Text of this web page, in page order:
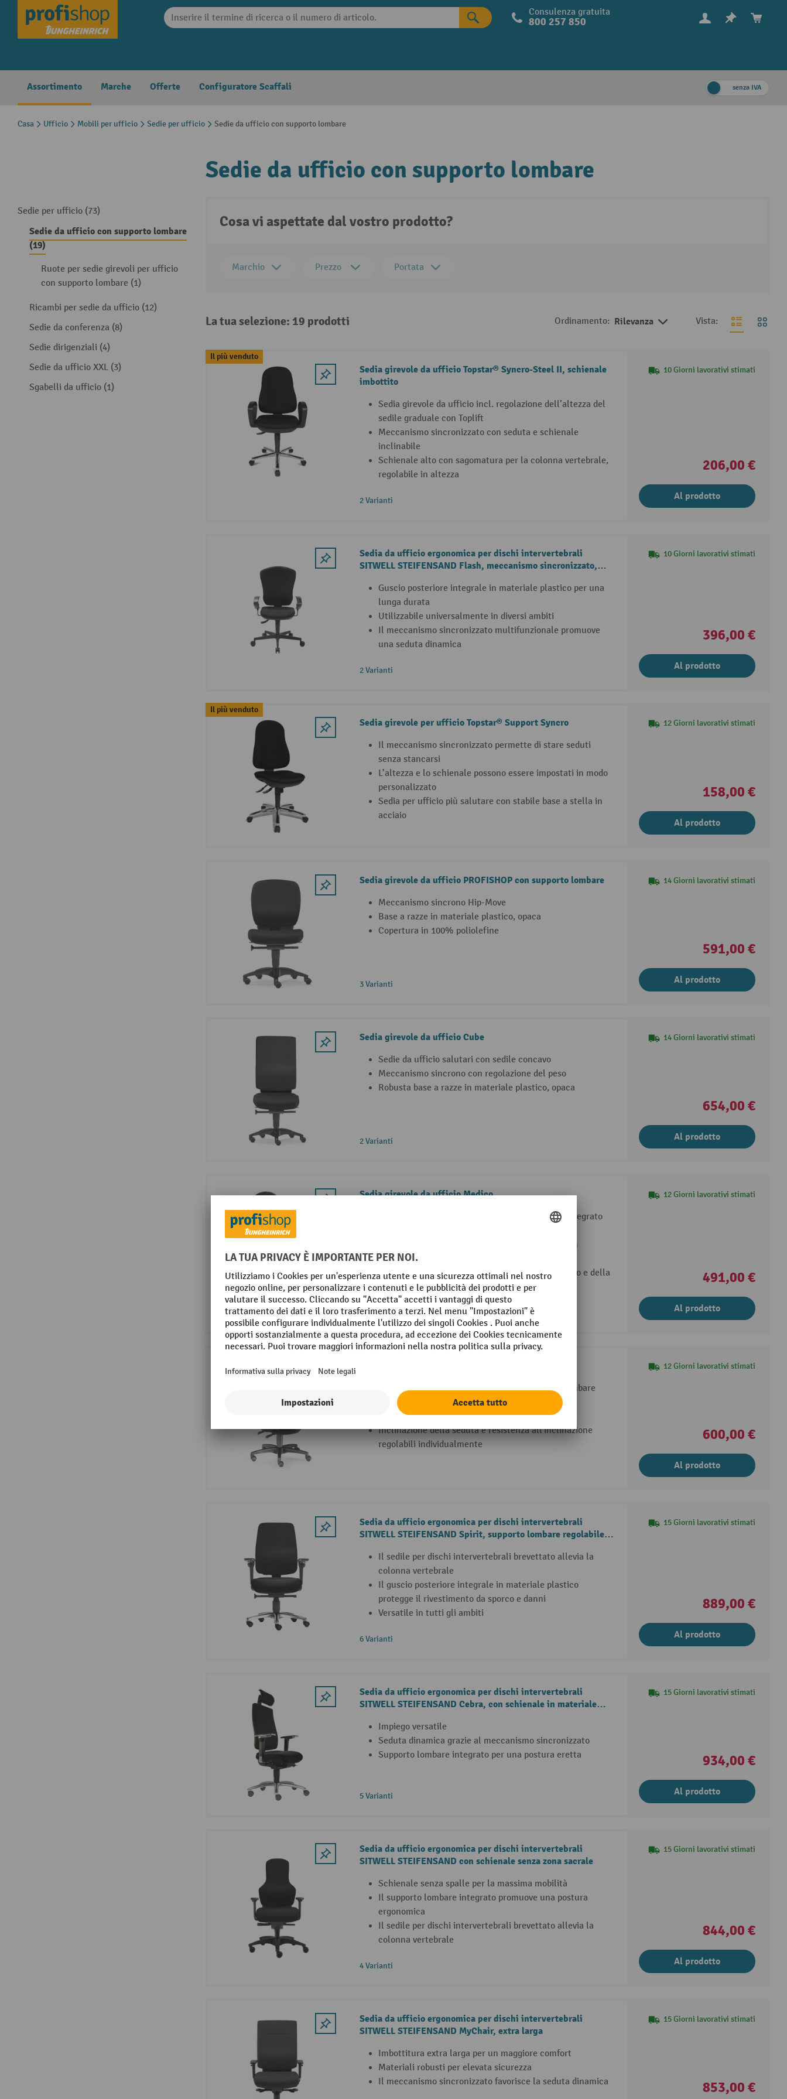
Skip to main navigation Consulenza gratuita
800 257 850
Assortimento Marche Offerte Configuratore Scaffali senza IVA
Casa Ufficio Mobili per ufficio Sedie per ufficio Sedie da ufficio con supporto lombare
Sedie per ufficio (73)
Sedie da ufficio con supporto lombare
(19)
Ruote per sedie girevoli per ufficio
con supporto lombare (1)
Ricambi per sedie da ufficio (12)
Sedie da conferenza (8)
Sedie dirigenziali (4)
Sedie da ufficio XXL (3)
Sgabelli da ufficio (1)
Sedie da ufficio con supporto lombare
Cosa vi aspettate dal vostro prodotto?
Marchio Prezzo Portata
La tua selezione: 19 prodotti Ordinamento: Rilevanza Vista:
Il più venduto
Sedia girevole da ufficio Topstar® Syncro-Steel II, schienale
imbottito
Sedia girevole da ufficio incl. regolazione dell’altezza del
sedile graduale con Toplift
Meccanismo sincronizzato con seduta e schienale
inclinabile
Schienale alto con sagomatura per la colonna vertebrale,
regolabile in altezza
2 Varianti
10 Giorni lavorativi stimati
206,00 €
Al prodotto
Sedia da ufficio ergonomica per dischi intervertebrali
SITWELL STEIFENSAND Flash, meccanismo sincronizzato,
Guscio posteriore integrale in materiale plastico per una
lunga durata
Utilizzabile universalmente in diversi ambiti
Il meccanismo sincronizzato multifunzionale promuove
una seduta dinamica
2 Varianti
10 Giorni lavorativi stimati
396,00 €
Al prodotto
Il più venduto
Sedia girevole per ufficio Topstar® Support Syncro
Il meccanismo sincronizzato permette di stare seduti
senza stancarsi
L’altezza e lo schienale possono essere impostati in modo
personalizzato
Sedia per ufficio più salutare con stabile base a stella in
acciaio
12 Giorni lavorativi stimati
158,00 €
Al prodotto
Sedia girevole da ufficio PROFISHOP con supporto lombare
Meccanismo sincrono Hip-Move
Base a razze in materiale plastico, opaca
Copertura in 100% poliolefine
3 Varianti
14 Giorni lavorativi stimati
591,00 €
Al prodotto
Sedia girevole da ufficio Cube
Sedie da ufficio salutari con sedile concavo
Meccanismo sincrono con regolazione del peso
Robusta base a razze in materiale plastico, opaca
2 Varianti
14 Giorni lavorativi stimati
654,00 €
Al prodotto
Sedia girevole da ufficio Medico
Sedia girevole da ufficio con supporto lombare integrato
Meccanismo sincrono con resistenza regolabile in
continuo
Supporto lombare per sostenere la zona del bacino e della
colonna vertebrale
2 Varianti
12 Giorni lavorativi stimati
491,00 €
Al prodotto
Sedia da ufficio con schienale alto e supporto lombare
ergonomico
Schienale e seduta regolabili in altezza
Inclinazione della seduta e resistenza all'inclinazione
regolabili individualmente
12 Giorni lavorativi stimati
600,00 €
Al prodotto
Sedia da ufficio ergonomica per dischi intervertebrali
SITWELL STEIFENSAND Spirit, supporto lombare regolabile in
Il sedile per dischi intervertebrali brevettato allevia la
colonna vertebrale
Il guscio posteriore integrale in materiale plastico
protegge il rivestimento da sporco e danni
Versatile in tutti gli ambiti
6 Varianti
15 Giorni lavorativi stimati
889,00 €
Al prodotto
Sedia da ufficio ergonomica per dischi intervertebrali
SITWELL STEIFENSAND Cebra, con schienale in materiale
Impiego versatile
Seduta dinamica grazie al meccanismo sincronizzato
Supporto lombare integrato per una postura eretta
5 Varianti
15 Giorni lavorativi stimati
934,00 €
Al prodotto
Sedia da ufficio ergonomica per dischi intervertebrali
SITWELL STEIFENSAND con schienale senza zona sacrale
Schienale senza spalle per la massima mobilità
Il supporto lombare integrato promuove una postura
ergonomica
Il sedile per dischi intervertebrali brevettato allevia la
colonna vertebrale
4 Varianti
15 Giorni lavorativi stimati
844,00 €
Al prodotto
Sedia da ufficio ergonomica per dischi intervertebrali
SITWELL STEIFENSAND MyChair, extra larga
Imbottitura extra larga per un maggiore comfort
Materiali robusti per elevata sicurezza
Il meccanismo sincronizzato favorisce la seduta dinamica
15 Giorni lavorativi stimati
853,00 €